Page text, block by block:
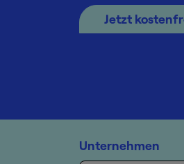
Jetzt
Unternehmen